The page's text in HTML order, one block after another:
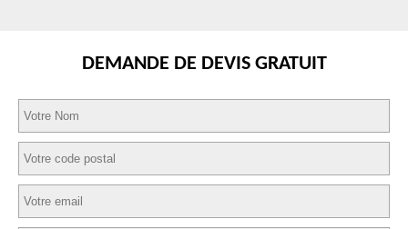
DEMANDE DE DEVIS GRATUIT